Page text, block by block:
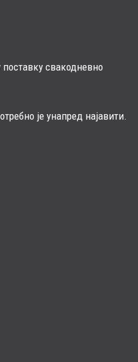
поставку свакодневно
је унапред најавити.